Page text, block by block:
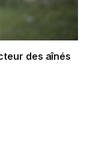
des aînés